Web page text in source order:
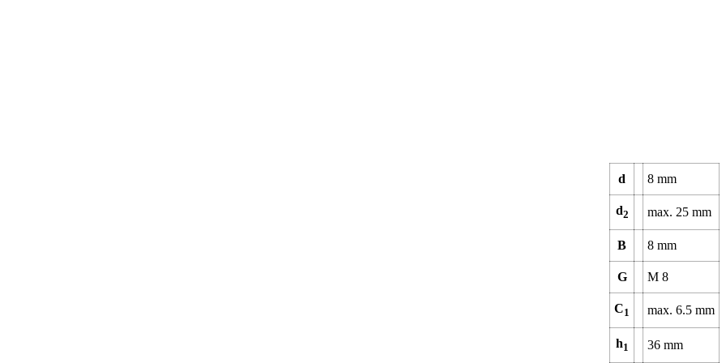
d 8 mm
d2 max. 25 mm
B 8 mm
G M 8
C1 max. 6.5 mm
h1 36 mm